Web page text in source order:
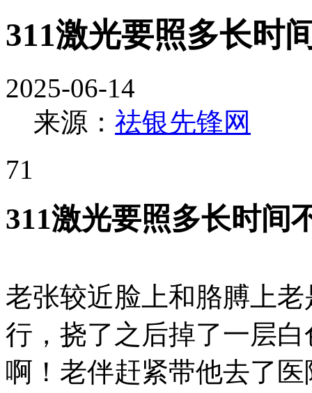
311激光要照多长时
2025-06-14
来源： 祛银先锋网
71
311激光要照多长时间
老张较近脸上和胳膊上
行，挠了之后掉了一层
啊！老伴赶紧带他去了